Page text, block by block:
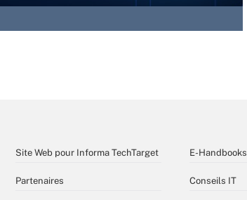
Site Web pour Informa TechTarget
Partenaires
E-Handbooks
Conseils IT